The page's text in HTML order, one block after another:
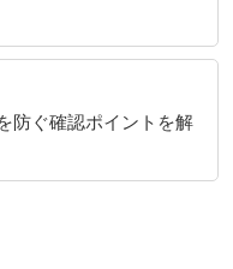
防ぐ確認ポイントを解